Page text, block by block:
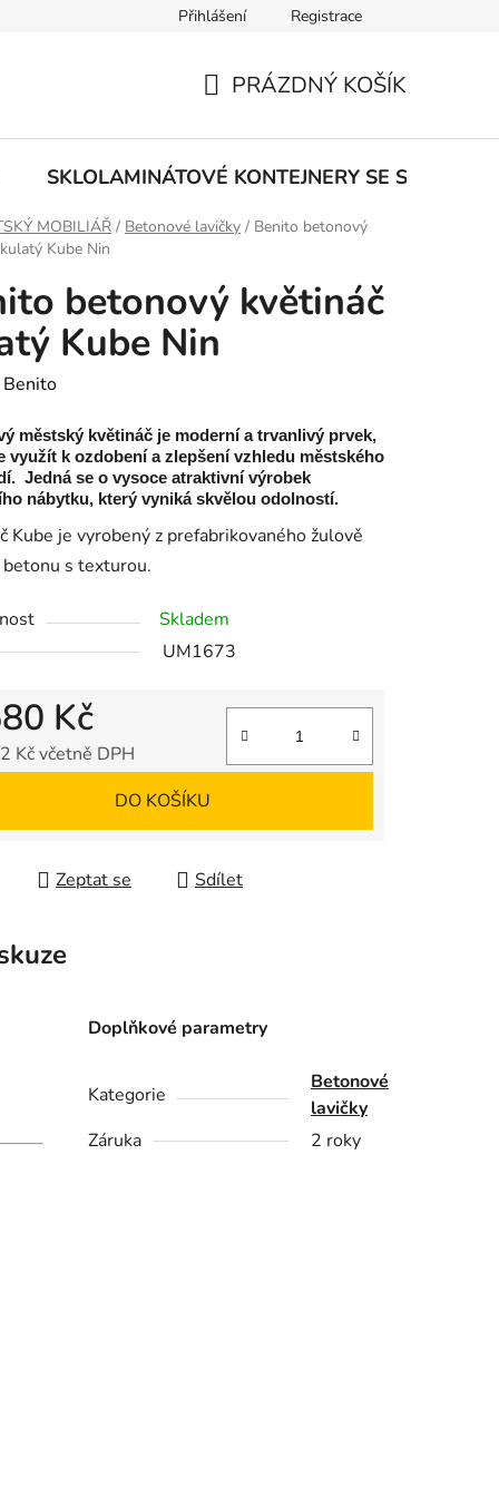
Přihlášení Registrace
KOŠÍK
PRÁZDNÝ KOŠÍK
SKLOLAMINÁTOVÉ KONTEJNERY SE SPODNÍM
MOBILIÁŘ / Betonové lavičky / Benito betonový
Kube Nin
betonový květináč
Kube Nin
Benito
městský květináč je moderní a trvanlivý prvek,
využít k ozdobení a zlepšení vzhledu městského
Jedná se o vysoce atraktivní výrobek
nábytku, který vyniká skvělou odolností.
Kube je vyrobený z prefabrikovaného žulově
betonu s texturou.
Skladem
UM1673
Kč
Kč včetně DPH
DO KOŠÍKU
Zeptat se Sdílet
Doplňkové parametry
Kategorie
Betonové
lavičky
Záruka
2 roky